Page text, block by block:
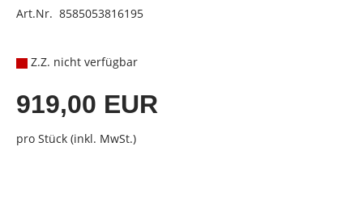
Art.Nr. 8585053816195
Z.Z. nicht verfügbar
919,00 EUR
pro Stück (inkl. MwSt.)